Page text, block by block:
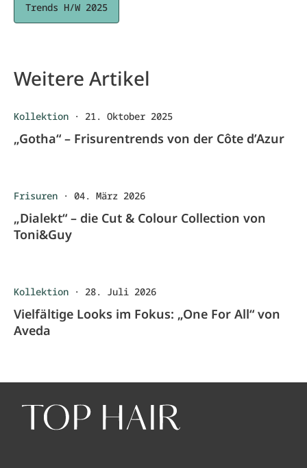
Trends H/W 2025
Weitere Artikel
Kollektion · 21. Oktober 2025
„Gotha“ – Frisurentrends von der Côte d’Azur
Frisuren · 04. März 2026
„Dialekt“ – die Cut & Colour Collection von
Toni&Guy
Kollektion · 28. Juli 2026
Vielfältige Looks im Fokus: „One For All“ von
Aveda